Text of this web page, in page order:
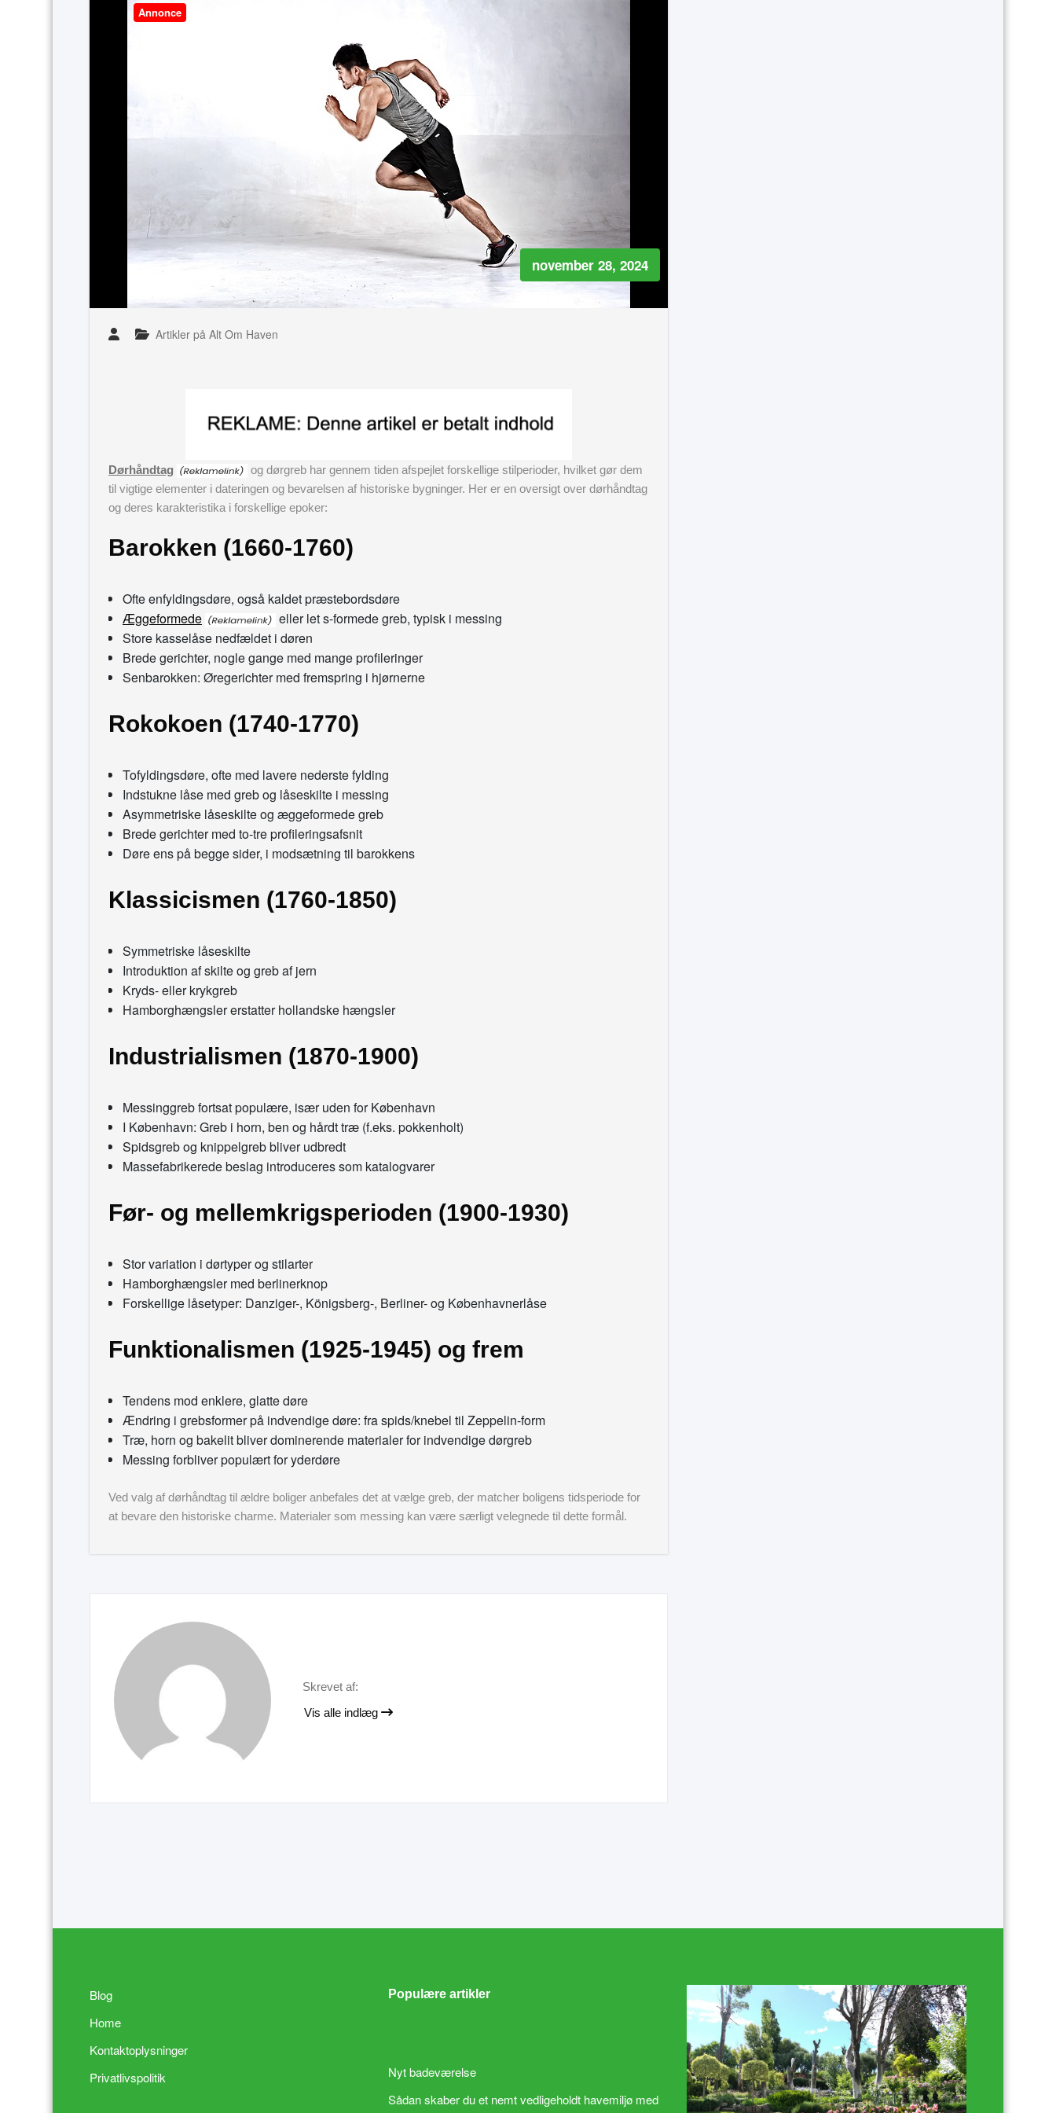
Annonce
november 28, 2024
Artikler på Alt Om Haven
Dørhåndtag
og dørgreb har gennem tiden afspejlet forskellige stilperioder, hvilket gør dem
til vigtige elementer i dateringen og bevarelsen af historiske bygninger. Her er en oversigt over dørhåndtag
og deres karakteristika i forskellige epoker:
Barokken (1660-1760)
Ofte enfyldingsdøre, også kaldet præstebordsdøre
Æggeformede
eller let s-formede greb, typisk i messing
Store kasselåse nedfældet i døren
Brede gerichter, nogle gange med mange profileringer
Senbarokken: Øregerichter med fremspring i hjørnerne
Rokokoen (1740-1770)
Tofyldingsdøre, ofte med lavere nederste fylding
Indstukne låse med greb og låseskilte i messing
Asymmetriske låseskilte og æggeformede greb
Brede gerichter med to-tre profileringsafsnit
Døre ens på begge sider, i modsætning til barokkens
Klassicismen (1760-1850)
Symmetriske låseskilte
Introduktion af skilte og greb af jern
Kryds- eller krykgreb
Hamborghængsler erstatter hollandske hængsler
Industrialismen (1870-1900)
Messinggreb fortsat populære, især uden for København
I København: Greb i horn, ben og hårdt træ (f.eks. pokkenholt)
Spidsgreb og knippelgreb bliver udbredt
Massefabrikerede beslag introduceres som katalogvarer
Før- og mellemkrigsperioden (1900-1930)
Stor variation i dørtyper og stilarter
Hamborghængsler med berlinerknop
Forskellige låsetyper: Danziger-, Königsberg-, Berliner- og Københavnerlåse
Funktionalismen (1925-1945) og frem
Tendens mod enklere, glatte døre
Ændring i grebsformer på indvendige døre: fra spids/knebel til Zeppelin-form
Træ, horn og bakelit bliver dominerende materialer for indvendige dørgreb
Messing forbliver populært for yderdøre
Ved valg af dørhåndtag til ældre boliger anbefales det at vælge greb, der matcher boligens tidsperiode for
at bevare den historiske charme. Materialer som messing kan være særligt velegnede til dette formål.
Skrevet af:
Vis alle indlæg
Blog
Home
Kontaktoplysninger
Privatlivspolitik
Populære artikler
Nyt badeværelse
Sådan skaber du et nemt vedligeholdt havemiljø med